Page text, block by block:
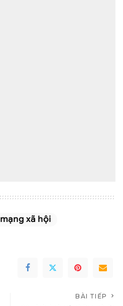
mạng xã hội
BÀI TIẾP